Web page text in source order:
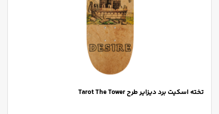
تخته اسکیت برد دیزایر طرح Tarot The Tower